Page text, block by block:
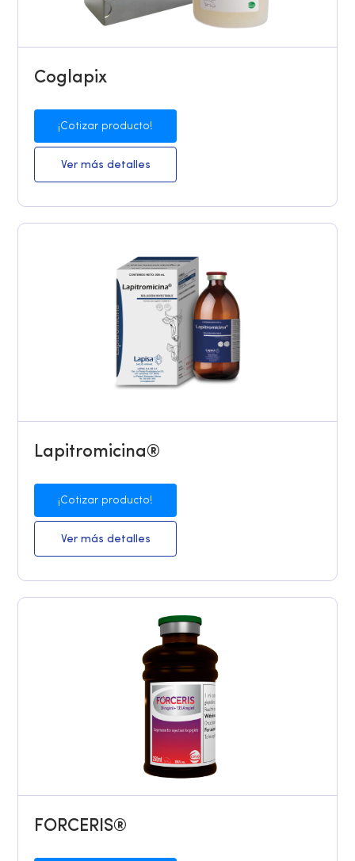
Coglapix
¡Cotizar producto!
Ver más detalles
Lapitromicina®
¡Cotizar producto!
Ver más detalles
FORCERIS®